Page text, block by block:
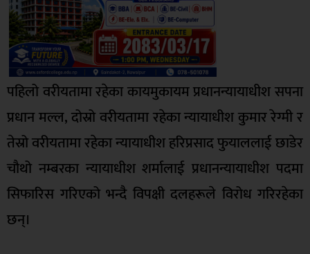
पहिलो वरीयतामा रहेका कायमुकायम प्रधानन्यायाधीश सपना
प्रधान मल्ल, दोस्रो वरीयतामा रहेका न्यायाधीश कुमार रेग्मी र
तेस्रो वरीयतामा रहेका न्यायाधीश हरिप्रसाद फुयाललाई छाडेर
चौथो नम्बरका न्यायाधीश शर्मालाई प्रधानन्यायाधीश पदमा
सिफारिस गरिएको भन्दै विपक्षी दलहरूले विरोध गरिरहेका
छन्।